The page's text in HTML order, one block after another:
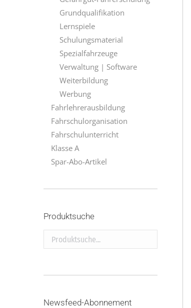
Grundqualifikation
Lernspiele
Schulungsmaterial
Spezialfahrzeuge
Verwaltung | Software
Weiterbildung
Werbung
Fahrlehrerausbildung
Fahrschulorganisation
Fahrschulunterricht
Klasse A
Spar-Abo-Artikel
Produktsuche
Produktsuche...
Newsfeed-Abonnement